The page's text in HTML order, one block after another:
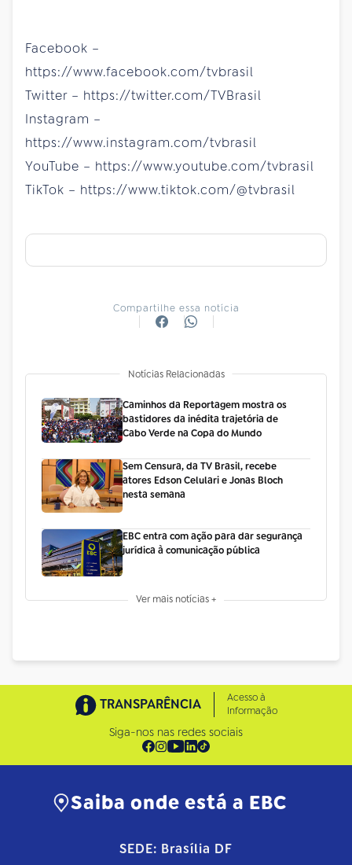
Facebook –
https://www.facebook.com/tvbrasil
Twitter – https://twitter.com/TVBrasil
Instagram –
https://www.instagram.com/tvbrasil
YouTube – https://www.youtube.com/tvbrasil
TikTok – https://www.tiktok.com/@tvbrasil
Compartilhe essa notícia
Notícias Relacionadas
Caminhos da Reportagem mostra os
bastidores da inédita trajetória de
Cabo Verde na Copa do Mundo
Sem Censura, da TV Brasil, recebe
atores Edson Celulari e Jonas Bloch
nesta semana
EBC entra com ação para dar segurança
jurídica à comunicação pública
Ver mais notícias +
TRANSPARÊNCIA
Acesso à
Informação
Siga-nos nas redes sociais
Saiba onde está a EBC
SEDE: Brasília DF